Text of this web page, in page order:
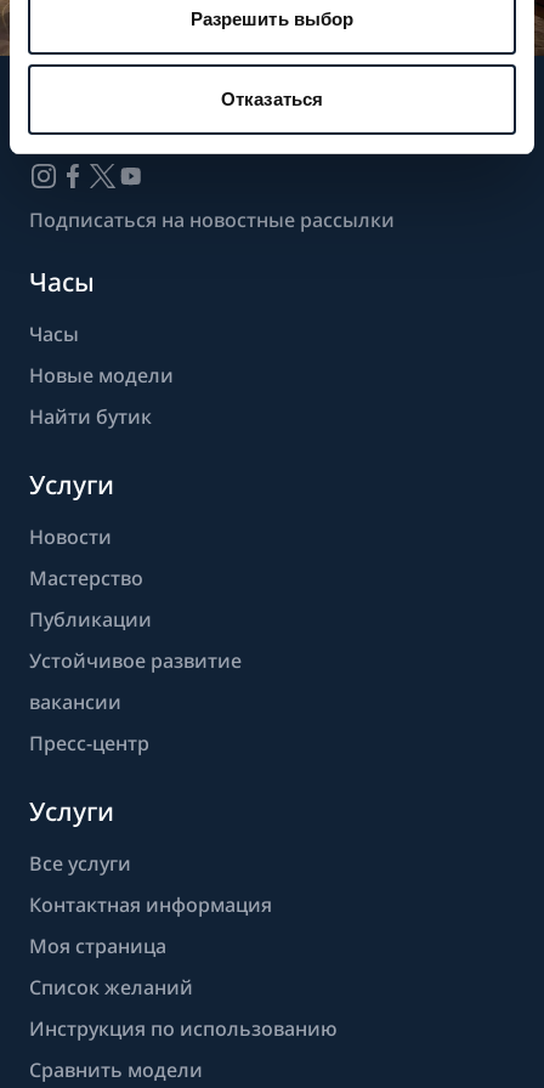
Разрешить выбор
Отказаться
Следите за нашими новостями
Подписаться на новостные рассылки
Часы
Часы
Новые модели
Найти бутик
Услуги
Новости
Мастерство
Публикации
Устойчивое развитие
вакансии
Пресс-центр
Услуги
Все услуги
Контактная информация
Моя страница
Список желаний
Инструкция по использованию
Сравнить модели